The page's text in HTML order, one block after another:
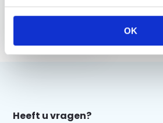
OK
Harry's Horse
Rijbroek Equitights
Heeft u vragen?